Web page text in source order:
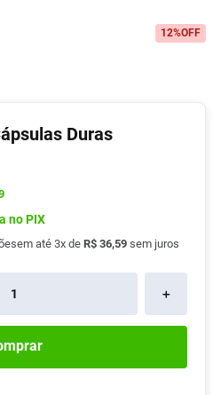
12%OFF
Duras
no PIX
em até 3x de R$ 36,59 sem juros
＋